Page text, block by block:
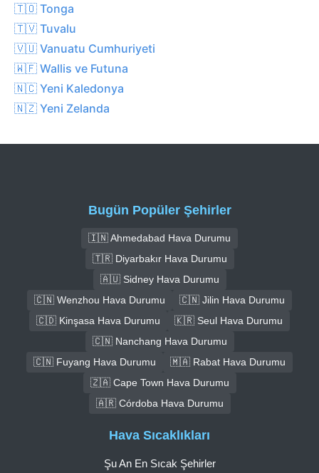
🇹🇴 Tonga
🇹🇻 Tuvalu
🇻🇺 Vanuatu Cumhuriyeti
🇼🇫 Wallis ve Futuna
🇳🇨 Yeni Kaledonya
🇳🇿 Yeni Zelanda
Bugün Popüler Şehirler
🇮🇳 Ahmedabad Hava Durumu
🇹🇷 Diyarbakır Hava Durumu
🇦🇺 Sidney Hava Durumu
🇨🇳 Wenzhou Hava Durumu
🇨🇳 Jilin Hava Durumu
🇨🇩 Kinşasa Hava Durumu
🇰🇷 Seul Hava Durumu
🇨🇳 Nanchang Hava Durumu
🇨🇳 Fuyang Hava Durumu
🇲🇦 Rabat Hava Durumu
🇿🇦 Cape Town Hava Durumu
🇦🇷 Córdoba Hava Durumu
Hava Sıcaklıkları
Şu An En Sıcak Şehirler